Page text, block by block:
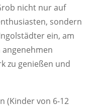
nicht nur auf
sondern
ein, am
angenehmen
zu genießen und
(Kinder von 6-12